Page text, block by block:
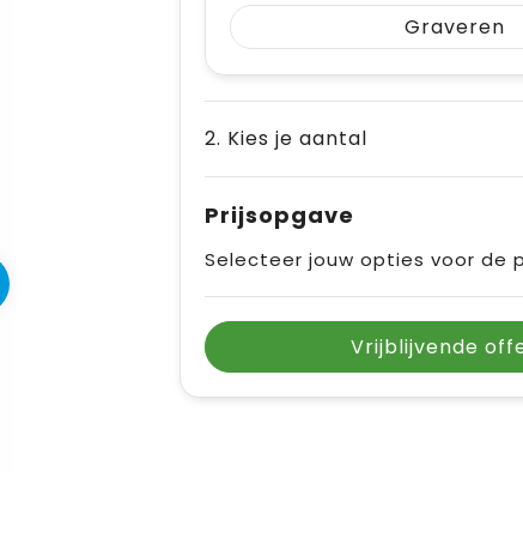
Graveren
2. Kies je aantal
Prijsopgave
Selecteer jouw opties voor de
Vrijblijvende